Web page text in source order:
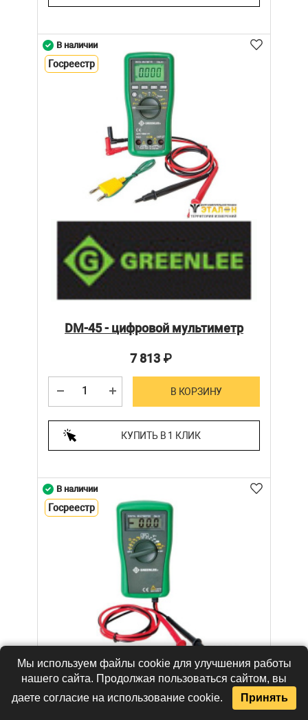
DM-45 - цифровой мультиметр
7 813₽
В КОРЗИНУ
КУПИТЬ В 1 КЛИК
В наличии
Госреестр
В наличии
Госреестр
Мы используем файлы cookie для улучшения работы
нашего сайта. Продолжая пользоваться сайтом, вы
даете согласие на использование cookie.
Принять